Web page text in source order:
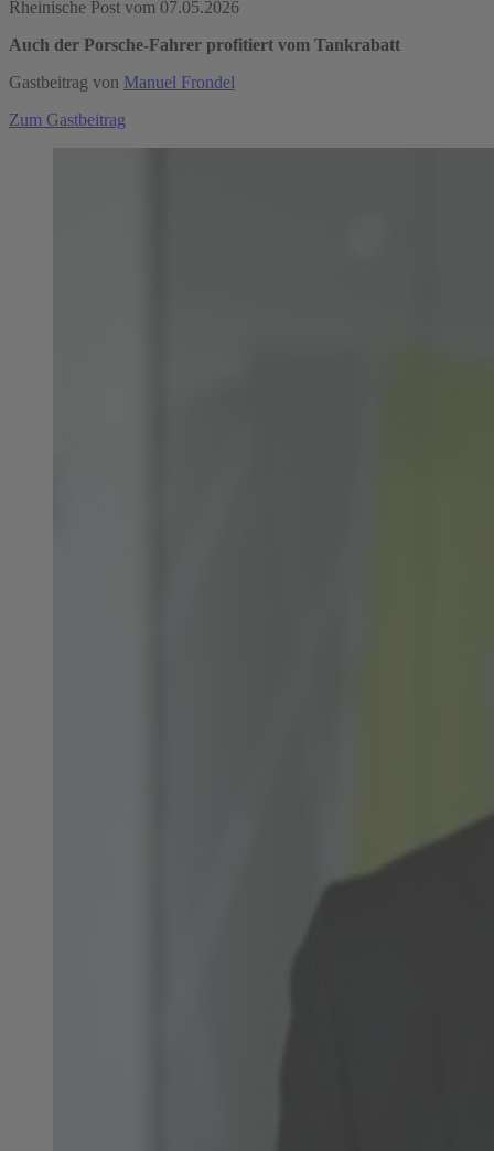
Rheinische Post vom 07.05.2026
Auch der Porsche-Fahrer profitiert vom Tankrabatt
Gastbeitrag von Manuel Frondel
Zum Gastbeitrag